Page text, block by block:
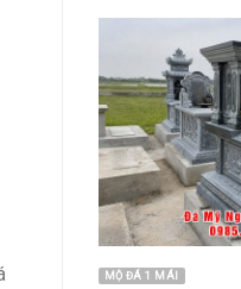
MỘ ĐÁ 1 MÁI